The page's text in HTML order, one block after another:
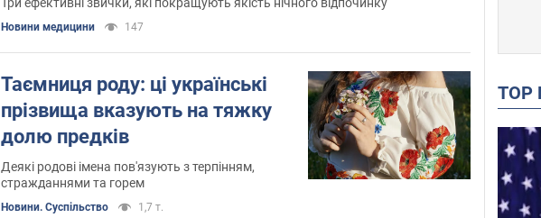
Новини медицини 147
Таємниця роду: ці українські
прізвища вказують на тяжку
долю предків
Деякі родові імена пов'язують з терпінням,
стражданнями та горем
Новини. Суспільство 1,7 т.